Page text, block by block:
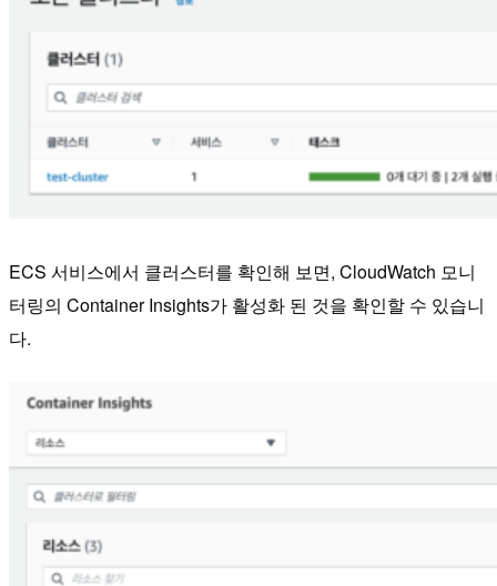
ECS 서비스에서 클러스터를 확인해 보면, CloudWatch 모니
터링의 Container Insights가 활성화 된 것을 확인할 수 있습니
다.